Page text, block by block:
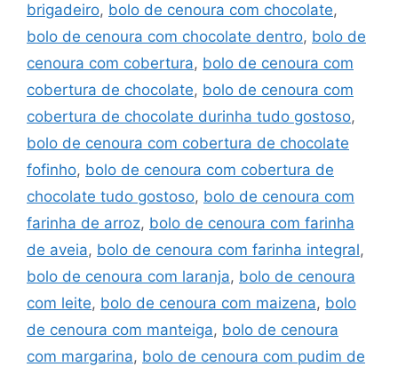
brigadeiro, bolo de cenoura com chocolate,
bolo de cenoura com chocolate dentro, bolo de
cenoura com cobertura, bolo de cenoura com
cobertura de chocolate, bolo de cenoura com
cobertura de chocolate durinha tudo gostoso,
bolo de cenoura com cobertura de chocolate
fofinho, bolo de cenoura com cobertura de
chocolate tudo gostoso, bolo de cenoura com
farinha de arroz, bolo de cenoura com farinha
de aveia, bolo de cenoura com farinha integral,
bolo de cenoura com laranja, bolo de cenoura
com leite, bolo de cenoura com maizena, bolo
de cenoura com manteiga, bolo de cenoura
com margarina, bolo de cenoura com pudim de